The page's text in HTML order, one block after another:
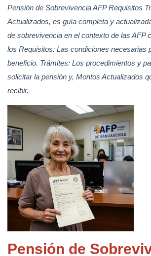
Pensión de Sobrevivencia AFP Requisitos
Actualizados, es guía completa y
de sobrevivencia en el contexto de las AFP
los Requisitos: Las condiciones necesarias
beneficio. Trámites: Los procedimientos y
solicitar la pensión y, Montos Actualizados
recibir.
Pensión de